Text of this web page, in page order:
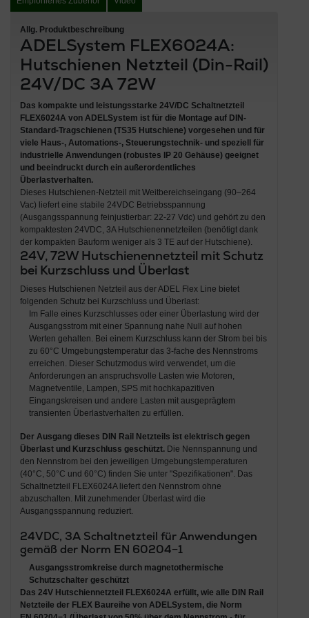
Allg. Produktbeschreibung
ADELSystem FLEX6024A:
Hutschienen Netzteil (Din-Rail)
24V/DC 3A 72W
Das kompakte und leistungsstarke 24V/DC Schaltnetzteil
FLEX6024A von ADELSystem ist für die Montage auf DIN-
Standard-Tragschienen (TS35 Hutschiene)vorgesehen und für
viele Haus-, Automations-, Steuerungstechnik- und speziell für
industrielle Anwendungen(robustes IP 20 Gehäuse) geeignet
und beeindruckt durch ein außerordentliches
Überlastverhalten.
Dieses Hutschienen-Netzteil mit Weitbereichseingang (90–264
Vac) liefert eine stabile 24VDC Betriebsspannung
(Ausgangsspannung feinjustierbar: 22-27 Vdc) und gehört zu den
kompaktesten 24VDC, 3A Hutschienennetzteilen (benötigt dank
der kompakten Bauform weniger als 3 TE auf der Hutschiene).
24V, 72W Hutschienennetzteil mit Schutz
bei Kurzschluss und Überlast
Dieses Hutschienen Netzteil aus der ADEL Flex Line bietet
folgenden Schutz bei Kurzschluss und Überlast:
Im Falle eines Kurzschlusses oder einer Überlastung wird der
Ausgangsstrom mit einer Spannung nahe Null auf hohen
Werten gehalten. Bei einem Kurzschluss kann der Strom bei bis
zu 60°C Umgebungstemperatur das 3-fache des Nennstroms
erreichen. Dieser Schutzmodus wird verwendet, um die
Anforderungen an anspruchsvolle Lasten wie Motoren,
Magnetventile, Lampen, SPS mit hochkapazitiven
Eingangskreisen und andere Lasten mit ausgeprägtem
transienten Überlastverhalten zu erfüllen.
Der Ausgang dieses DIN Rail Netzteils ist elektrisch gegen
Überlast und Kurzschluss geschützt.Die Nennspannung und
den Nennstrom bei den jeweiligen Umgebungstemperaturen
(40°C, 50°C und 60°C) finden Sie unter "Spezifikationen". Das
Schaltnetzteil FLEX6024A liefert den Nennstrom ohne
abzuschalten. Mit zunehmender Überlast wird die
Ausgangsspannung reduziert.
24VDC, 3A Schaltnetzteil für Anwendungen
gemäß der Norm EN 60204−1
Ausgangsstromkreise durch magnetothermische
Schutzschalter geschützt
Das 24V Hutschiennetzteil FLEX6024A erfüllt, wie alle DIN Rail
Netzteile der FLEX Baureihe von ADELSystem, die Norm